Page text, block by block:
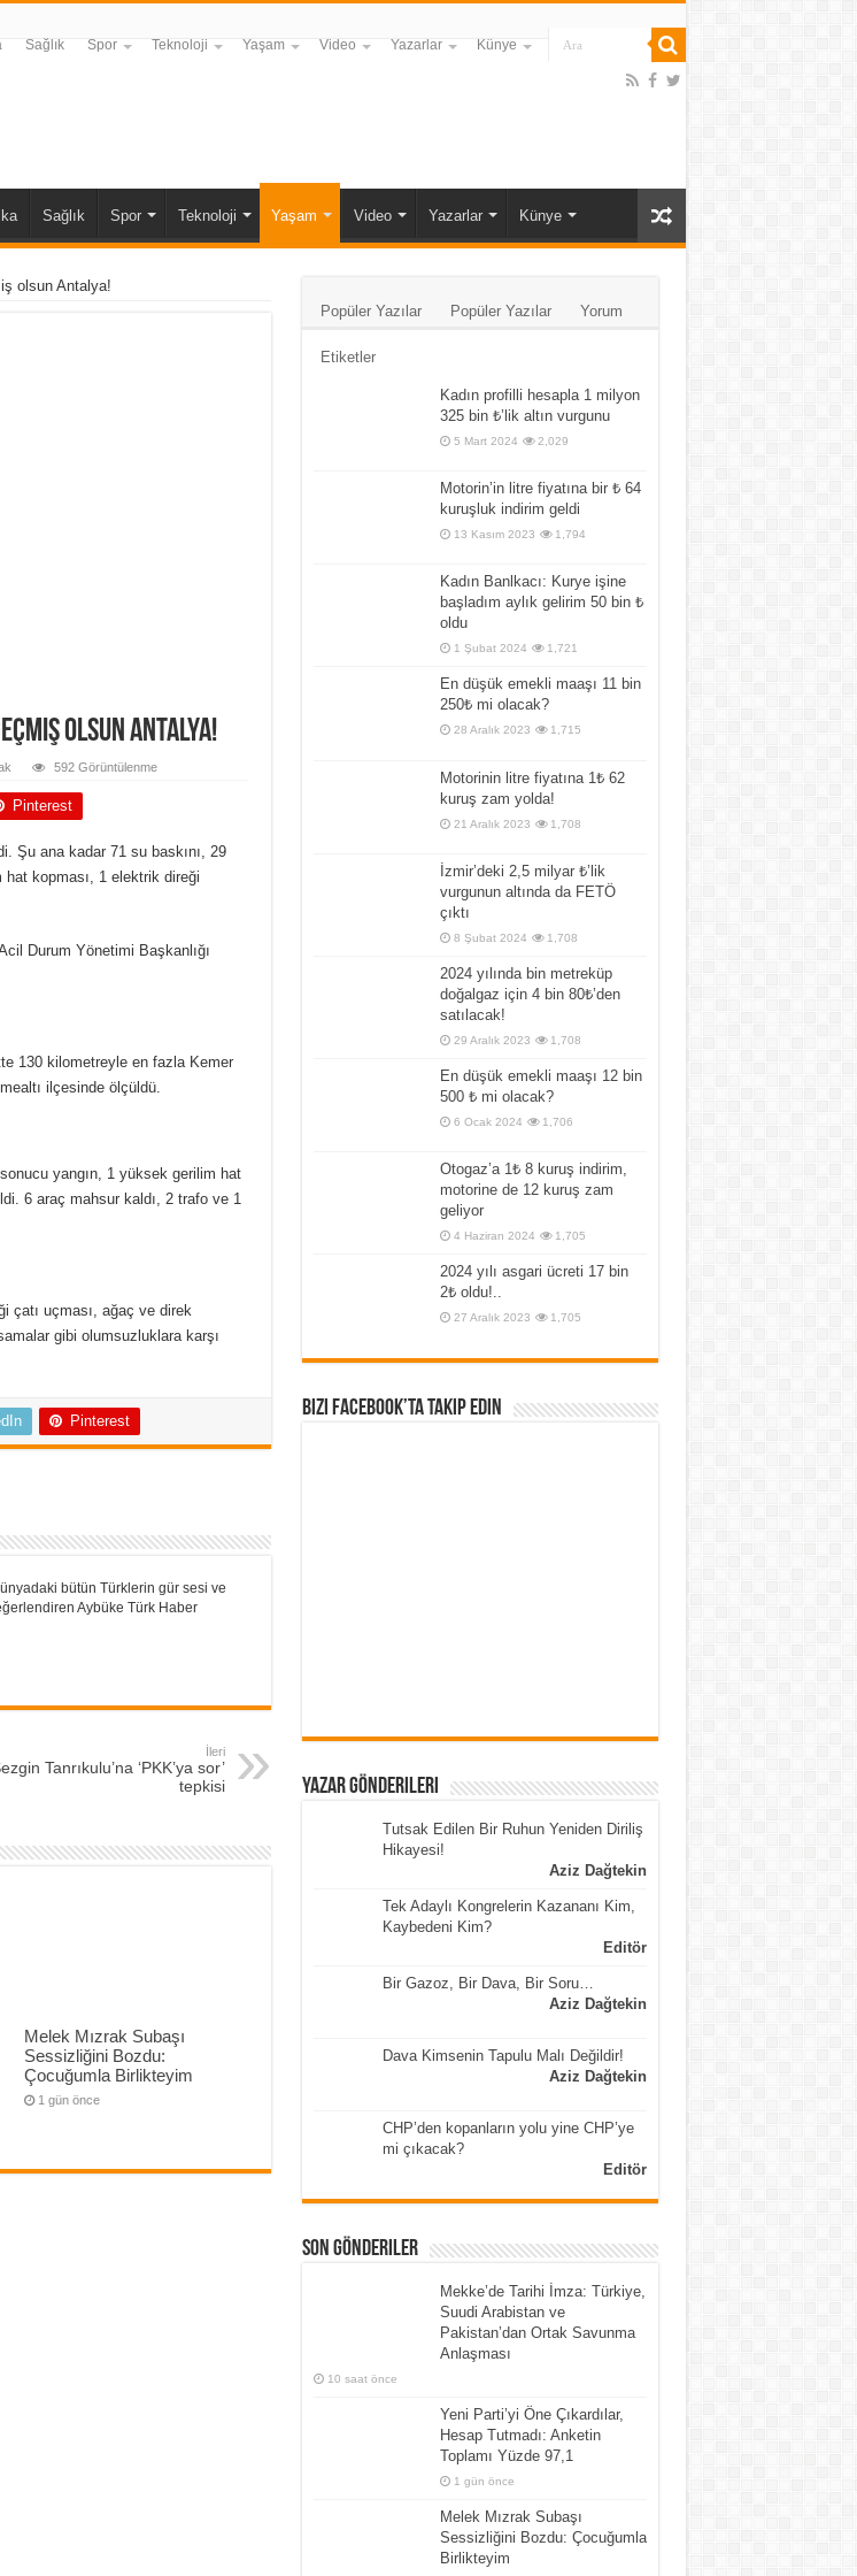
Sağlık Spor Teknoloji Yaşam Video Yazarlar Künye
Sağlık Spor Teknoloji Yaşam Video Yazarlar Künye
olsun Antalya!
olsun Antalya!
592 Görüntülenme
Pinterest
Şu ana kadar 71 su baskını, 29
hat kopması, 1 elektrik direği
Durum Yönetimi Başkanlığı
130 kilometreyle en fazla Kemer
ilçesinde ölçüldü.
yangın, 1 yüksek gerilim hat
6 araç mahsur kaldı, 2 trafo ve 1
çatı uçması, ağaç ve direk
gibi olumsuzluklara karşı
Pinterest
bütün Türklerin gür sesi ve
Aybüke Türk Haber
İleri
Tanrıkulu’na ‘PKK’ya sor’
tepkisi
Melek Mızrak Subaşı
Sessizliğini Bozdu:
Çocuğumla Birlikteyim
1 gün önce
Popüler Yazılar Popüler Yazılar Yorum
Etiketler
Kadın profilli hesapla 1 milyon
325 bin ₺’lik altın vurgunu
5 Mart 2024 2,029
Motorin’in litre fiyatına bir ₺ 64
kuruşluk indirim geldi
13 Kasım 2023 1,794
Kadın Banlkacı: Kurye işine
başladım aylık gelirim 50 bin ₺
oldu
1 Şubat 2024 1,721
En düşük emekli maaşı 11 bin
250₺ mi olacak?
28 Aralık 2023 1,715
Motorinin litre fiyatına 1₺ 62
kuruş zam yolda!
21 Aralık 2023 1,708
İzmir’deki 2,5 milyar ₺’lik
vurgunun altında da FETÖ
çıktı
8 Şubat 2024 1,708
2024 yılında bin metreküp
doğalgaz için 4 bin 80₺’den
satılacak!
29 Aralık 2023 1,708
En düşük emekli maaşı 12 bin
500 ₺ mi olacak?
6 Ocak 2024 1,706
Otogaz’a 1₺ 8 kuruş indirim,
motorine de 12 kuruş zam
geliyor
4 Haziran 2024 1,705
2024 yılı asgari ücreti 17 bin
2₺ oldu!..
27 Aralık 2023 1,705
Bizi Facebook’ta Takip Edin
Yazar Gönderileri
Tutsak Edilen Bir Ruhun Yeniden Diriliş
Hikayesi!
Aziz Dağtekin
Tek Adaylı Kongrelerin Kazananı Kim,
Kaybedeni Kim?
Editör
Bir Gazoz, Bir Dava, Bir Soru…
Aziz Dağtekin
Dava Kimsenin Tapulu Malı Değildir!
Aziz Dağtekin
CHP’den kopanların yolu yine CHP’ye
mi çıkacak?
Editör
Son Gönderiler
Mekke’de Tarihi İmza: Türkiye,
Suudi Arabistan ve
Pakistan’dan Ortak Savunma
Anlaşması
10 saat önce
Yeni Parti’yi Öne Çıkardılar,
Hesap Tutmadı: Anketin
Toplamı Yüzde 97,1
1 gün önce
Melek Mızrak Subaşı
Sessizliğini Bozdu: Çocuğumla
Birlikteyim